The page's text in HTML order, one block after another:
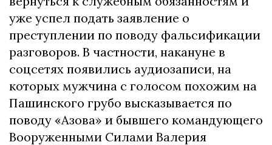
уже успел подать заявление о
преступлении по поводу фальсификации
разговоров. В частности, накануне в
соцсетях появились аудиозаписи, на
которых мужчина с голосом похожим на
Пашинского грубо высказывается по
поводу «Азова» и бывшего командующего
Вооруженными Силами Валерия